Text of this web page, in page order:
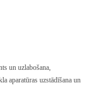
un uzlabošana,
aparatūras uzstādīšana un